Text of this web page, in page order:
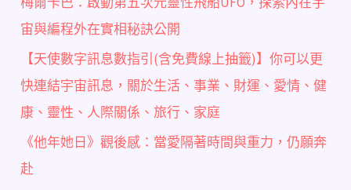
宙與編程外在實相秘訣公開
【天使數字訊息數指引(含免費線上抽籤)】你可以更
快連結宇宙訊息，關於生活、事業、財運、愛情、健
康、靈性、人際關係、旅行、家庭
《他年她日》觀後感：當愛隔著時間與重力，仍願奔
赴